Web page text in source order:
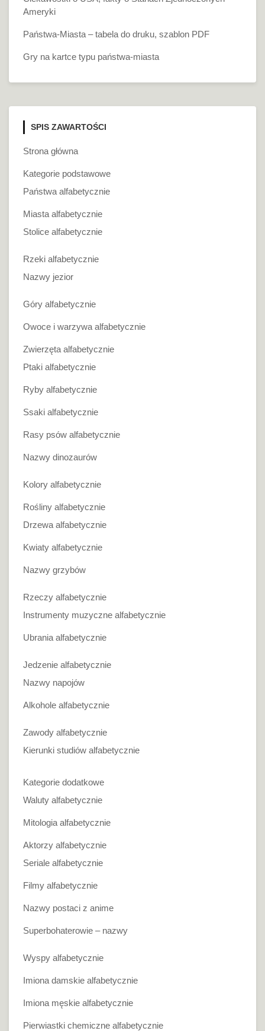
Ameryki
Państwa-Miasta – tabela do druku, szablon PDF
Gry na kartce typu państwa-miasta
SPIS ZAWARTOŚCI
Strona główna
Kategorie podstawowe
Państwa alfabetycznie
Miasta alfabetycznie
Stolice alfabetycznie
Rzeki alfabetycznie
Nazwy jezior
Góry alfabetycznie
Owoce i warzywa alfabetycznie
Zwierzęta alfabetycznie
Ptaki alfabetycznie
Ryby alfabetycznie
Ssaki alfabetycznie
Rasy psów alfabetycznie
Nazwy dinozaurów
Kolory alfabetycznie
Rośliny alfabetycznie
Drzewa alfabetycznie
Kwiaty alfabetycznie
Nazwy grzybów
Rzeczy alfabetycznie
Instrumenty muzyczne alfabetycznie
Ubrania alfabetycznie
Jedzenie alfabetycznie
Nazwy napojów
Alkohole alfabetycznie
Zawody alfabetycznie
Kierunki studiów alfabetycznie
Kategorie dodatkowe
Waluty alfabetycznie
Mitologia alfabetycznie
Aktorzy alfabetycznie
Seriale alfabetycznie
Filmy alfabetycznie
Nazwy postaci z anime
Superbohaterowie – nazwy
Wyspy alfabetycznie
Imiona damskie alfabetycznie
Imiona męskie alfabetycznie
Pierwiastki chemiczne alfabetycznie